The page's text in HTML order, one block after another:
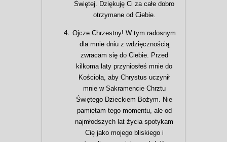
Świętej. Dziękuję Ci za całe dobro
otrzymane od Ciebie.
Ojcze Chrzestny! W tym radosnym
dla mnie dniu z wdzięcznością
zwracam się do Ciebie. Przed
kilkoma laty przyniosłeś mnie do
Kościoła, aby Chrystus uczynił
mnie w Sakramencie Chrztu
Świętego Dzieckiem Bożym. Nie
pamiętam tego momentu, ale od
najmłodszych lat życia spotykam
Cię jako mojego bliskiego i